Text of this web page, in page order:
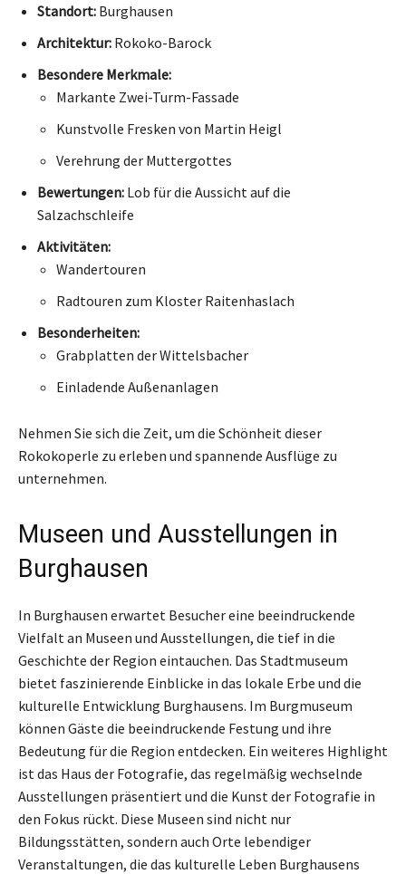
Standort: Burghausen
Architektur: Rokoko-Barock
Besondere Merkmale:
Markante Zwei-Turm-Fassade
Kunstvolle Fresken von Martin Heigl
Verehrung der Muttergottes
Bewertungen: Lob für die Aussicht auf die
Salzachschleife
Aktivitäten:
Wandertouren
Radtouren zum Kloster Raitenhaslach
Besonderheiten:
Grabplatten der Wittelsbacher
Einladende Außenanlagen
Nehmen Sie sich die Zeit, um die Schönheit dieser
Rokokoperle zu erleben und spannende Ausflüge zu
unternehmen.
Museen und Ausstellungen in
Burghausen
In Burghausen erwartet Besucher eine beeindruckende
Vielfalt an Museen und Ausstellungen, die tief in die
Geschichte der Region eintauchen. Das Stadtmuseum
bietet faszinierende Einblicke in das lokale Erbe und die
kulturelle Entwicklung Burghausens. Im Burgmuseum
können Gäste die beeindruckende Festung und ihre
Bedeutung für die Region entdecken. Ein weiteres Highlight
ist das Haus der Fotografie, das regelmäßig wechselnde
Ausstellungen präsentiert und die Kunst der Fotografie in
den Fokus rückt. Diese Museen sind nicht nur
Bildungsstätten, sondern auch Orte lebendiger
Veranstaltungen, die das kulturelle Leben Burghausens